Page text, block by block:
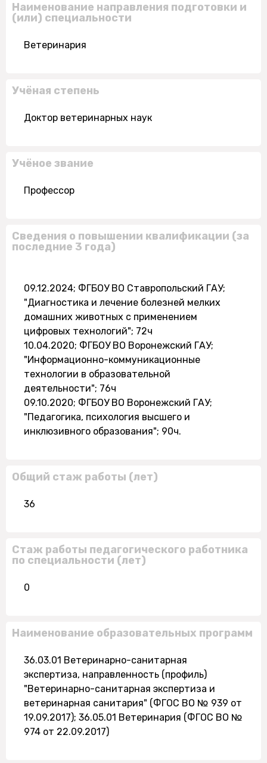
Наименование направления подготовки и
(или) специальности
Ветеринария
Учёная степень
Доктор ветеринарных наук
Учёное звание
Профессор
Сведения о повышении квалификации (за
последние 3 года)
09.12.2024; ФГБОУ ВО Ставропольский ГАУ;
"Диагностика и лечение болезней мелких
домашних животных с применением
цифровых технологий"; 72ч
10.04.2020; ФГБОУ ВО Воронежский ГАУ;
"Информационно-коммуникационные
технологии в образовательной
деятельности"; 76ч
09.10.2020; ФГБОУ ВО Воронежский ГАУ;
"Педагогика, психология высшего и
инклюзивного образования"; 90ч.
Общий стаж работы (лет)
36
Стаж работы педагогического работника
по специальности (лет)
0
Наименование образовательных программ
36.03.01 Ветеринарно-санитарная
экспертиза, направленность (профиль)
"Ветеринарно-санитарная экспертиза и
ветеринарная санитария" (ФГОС ВО № 939 от
19.09.2017); 36.05.01 Ветеринария (ФГОС ВО №
974 от 22.09.2017)